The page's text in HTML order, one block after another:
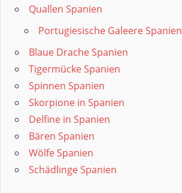
Quallen Spanien
Portugiesische Galeere Spanien
Blaue Drache Spanien
Tigermücke Spanien
Spinnen Spanien
Skorpione in Spanien
Delfine in Spanien
Bären Spanien
Wölfe Spanien
Schädlinge Spanien